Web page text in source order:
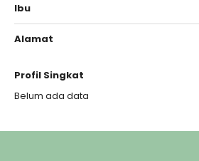
Ibu
Alamat
Profil Singkat
Belum ada data